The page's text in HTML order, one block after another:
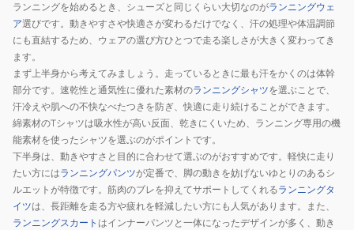
イ
ラ
ル
サ
ポ
ー
ト
ポ
ー
ツ
パ
イ
ラ
ル
サ
ポ
ー
ト
MoveSox
ホ
ワ
イ
ト
DOAVJB02
WH
ア
ン
ク
ル
丈
MoveSox
グ
ー
DOAVJB02
LGY
ア
ン
ク
ル
丈
ス
ランニングを始めるとき、シューズと同じくらい大切なのがランニングウェ
ア選びです。動きやすさや快適さが変わるだけでなく、汗の処理や体温調節
にも直結するため、ウェアの選び方ひとつで走る楽しさが大きく変わってき
ます。
まず上半身から考えてみましょう。走っているときに最も汗をかくのは体幹
部分です。速乾性と通気性に優れた素材のランニングシャツを選ぶことで、
汗冷えや肌への不快なべたつきを防ぎ、快適に走り続けることができます。
綿素材のTシャツは吸水性が高い反面、乾きにくいため、ランニング専用の機
能素材を使ったシャツを選ぶのがポイントです。
下半身は、動きやすさと目的に合わせて選ぶのがおすすめです。軽快に走り
たい方にはランニングパンツが定番で、脚の動きを妨げないゆとりのあるシ
ルエットが特徴です。筋肉のブレを抑えてサポートしてくれるランニングタ
イツは、長距離を走る方や疲れを軽減したい方にも人気があります。また、
ランニングスカート はインナーパンツと一体になったデザインが多く、動き